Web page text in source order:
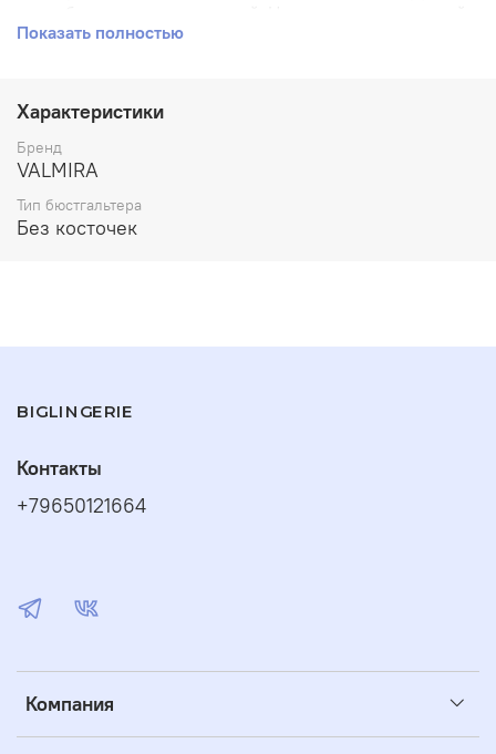
стороны с тонкой поддерживающей поролоновой
тесьмы распределяют нагрузку от большой груди и
убирают вес с плеч. Благодаря боковому подкрою из
поролона, великолепно поддерживает грудь и
обеспечивает красивое расположение.
Показать полностью
Характеристики
Бренд
VALMIRA
Тип бюстгальтера
Без косточек
BIGLINGERIE
Компания
Контакты
+79650121664